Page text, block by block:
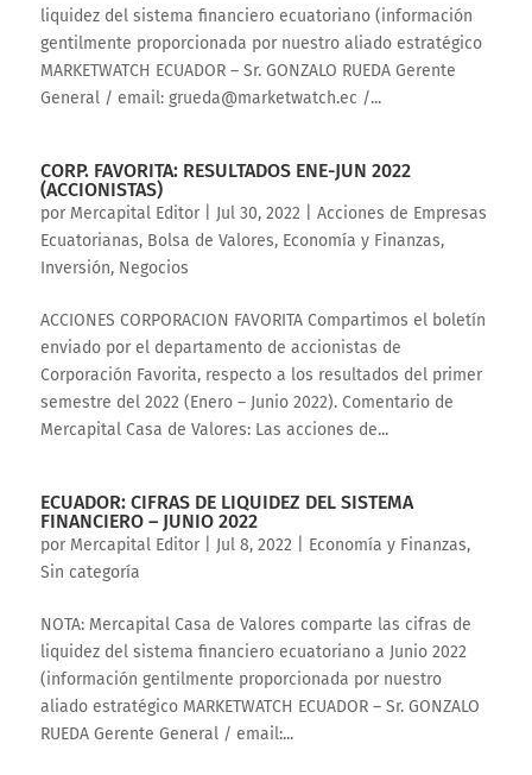
liquidez del sistema financiero ecuatoriano (información
gentilmente proporcionada por nuestro aliado estratégico
MARKETWATCH ECUADOR – Sr. GONZALO RUEDA Gerente
General / email: grueda@marketwatch.ec /...
CORP. FAVORITA: RESULTADOS ENE-JUN 2022
(ACCIONISTAS)
por Mercapital Editor| Jul 30, 2022
Acciones de Empresas
Ecuatorianas, Bolsa de Valores, Economía y Finanzas,
Inversión, Negocios
ACCIONES CORPORACION FAVORITA Compartimos el boletín
enviado por el departamento de accionistas de
Corporación Favorita, respecto a los resultados del primer
semestre del 2022 (Enero – Junio 2022). Comentario de
Mercapital Casa de Valores: Las acciones de...
ECUADOR: CIFRAS DE LIQUIDEZ DEL SISTEMA
FINANCIERO – JUNIO 2022
por Mercapital Editor| Jul 8, 2022 Economía y Finanzas,
Sin categoría
NOTA: Mercapital Casa de Valores comparte las cifras de
liquidez del sistema financiero ecuatoriano a Junio 2022
(información gentilmente proporcionada por nuestro
aliado estratégico MARKETWATCH ECUADOR – Sr. GONZALO
RUEDA Gerente General / email:...